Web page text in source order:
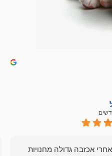
אכזבה גדולה מחנויות